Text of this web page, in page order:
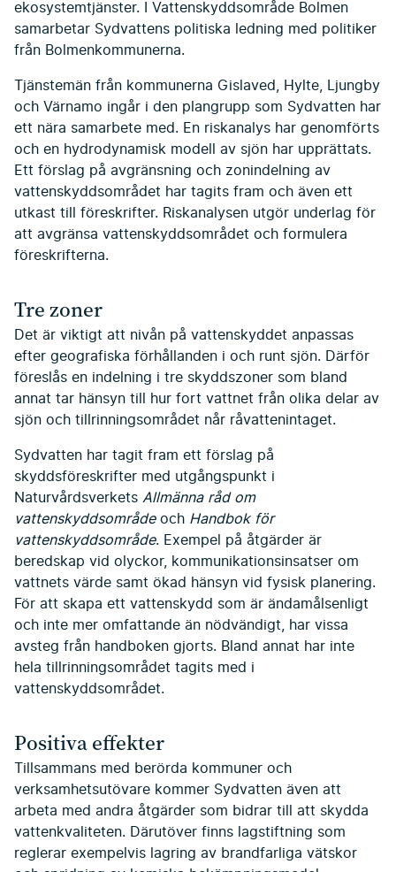
ekosystemtjänster. I Vattenskydds­område Bolmen
samarbetar Sydvattens politiska ledning med politiker
från Bolmenkommunerna.
Tjänstemän från kommunerna Gisla­ved, Hylte, Ljungby
och Värnamo in­går i den plangrupp som Sydvatten har
ett nära samarbete med. En riskanalys har genomförts
och en hydrodynamisk modell av sjön har upprättats.
Ett för­slag på avgränsning och zonindelning av
vattenskyddsområdet har tagits fram och även ett
utkast till föreskrifter. Riskanalysen utgör underlag för
att avgränsa vattenskyddsområdet och formulera
föreskrifterna.
Tre zoner
Det är viktigt att nivån på vattenskyd­det anpassas
efter geografiska förhål­landen i och runt sjön. Därför
föreslås en indelning i tre skyddszoner som bland
annat tar hänsyn till hur fort vattnet från olika delar av
sjön och tillrinningsområdet når råvattenin­taget.
Sydvatten har tagit fram ett förslag på
skyddsföreskrifter med utgångspunkt i
Naturvårdsverkets Allmänna råd om
vattenskyddsområdeoch Handbok för
vattenskyddsområde. Exempel på åtgärder är
beredskap vid olyckor, kommunikationsinsatser om
vattnets värde samt ökad hänsyn vid fysisk planering.
För att skapa ett vattenskydd som är ändamålsenligt
och inte mer omfattande än nödvändigt, har vissa
avsteg från handboken gjorts. Bland annat har inte
hela tillrinningsområ­det tagits med i
vattenskyddsområdet.
Positiva effekter
Tillsammans med berörda kommuner och
verksamhetsutövare kommer Sydvatten även att
arbeta med andra åtgärder som bidrar till att skydda
vattenkvaliteten. Därutöver finns lagstiftning som
reglerar exempelvis lag­ring av brandfarliga vätskor